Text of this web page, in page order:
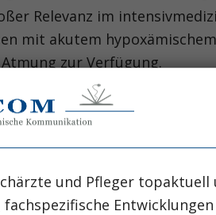
Relevanz im
mit akutem
zur Verfügung.
Eine häufige
(RSI/NITB)
eines Anal­getikums,
zu platzieren.
und Pfleger